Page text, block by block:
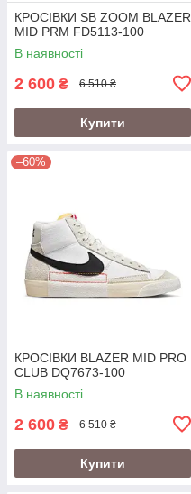
КРОСІВКИ SB ZOOM BLAZER
MID PRM FD5113-100
В наявності
2 600 ₴ 6 510 ₴
Купити
–60%
КРОСІВКИ BLAZER MID PRO
CLUB DQ7673-100
В наявності
2 600 ₴ 6 510 ₴
Купити